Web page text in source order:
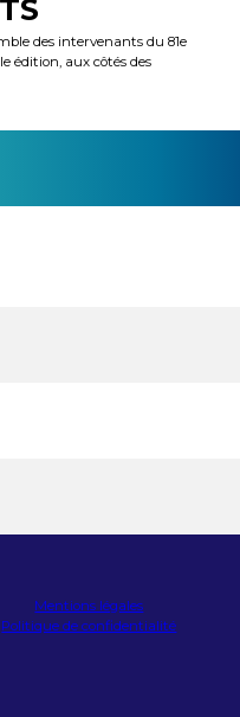
des intervenants du 81e
édition, aux côtés des
Mentions légales
Politique de confidentialité